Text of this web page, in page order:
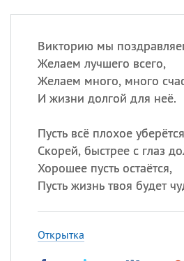
Викторию мы
Желаем лучшего всего,
Желаем много, много
И жизни долгой для неё.
Пусть всё плохое уберётся
Скорей, быстрее с глаз
Хорошее пусть остаётся,
Пусть жизнь твоя будет
Открытка